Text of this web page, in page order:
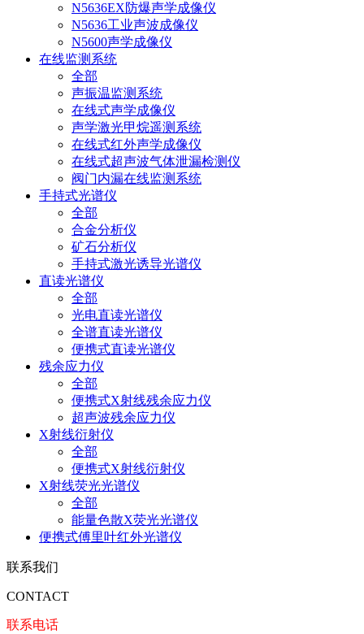
N5636EX防爆声学成像仪
N5636工业声波成像仪
N5600声学成像仪
在线监测系统
全部
声振温监测系统
在线式声学成像仪
声学激光甲烷遥测系统
在线式红外声学成像仪
在线式超声波气体泄漏检测仪
阀门内漏在线监测系统
手持式光谱仪
全部
合金分析仪
矿石分析仪
手持式激光诱导光谱仪
直读光谱仪
全部
光电直读光谱仪
全谱直读光谱仪
便携式直读光谱仪
残余应力仪
全部
便携式X射线残余应力仪
超声波残余应力仪
X射线衍射仪
全部
便携式X射线衍射仪
X射线荧光光谱仪
全部
能量色散X荧光光谱仪
便携式傅里叶红外光谱仪
联系我们
CONTACT
联系电话